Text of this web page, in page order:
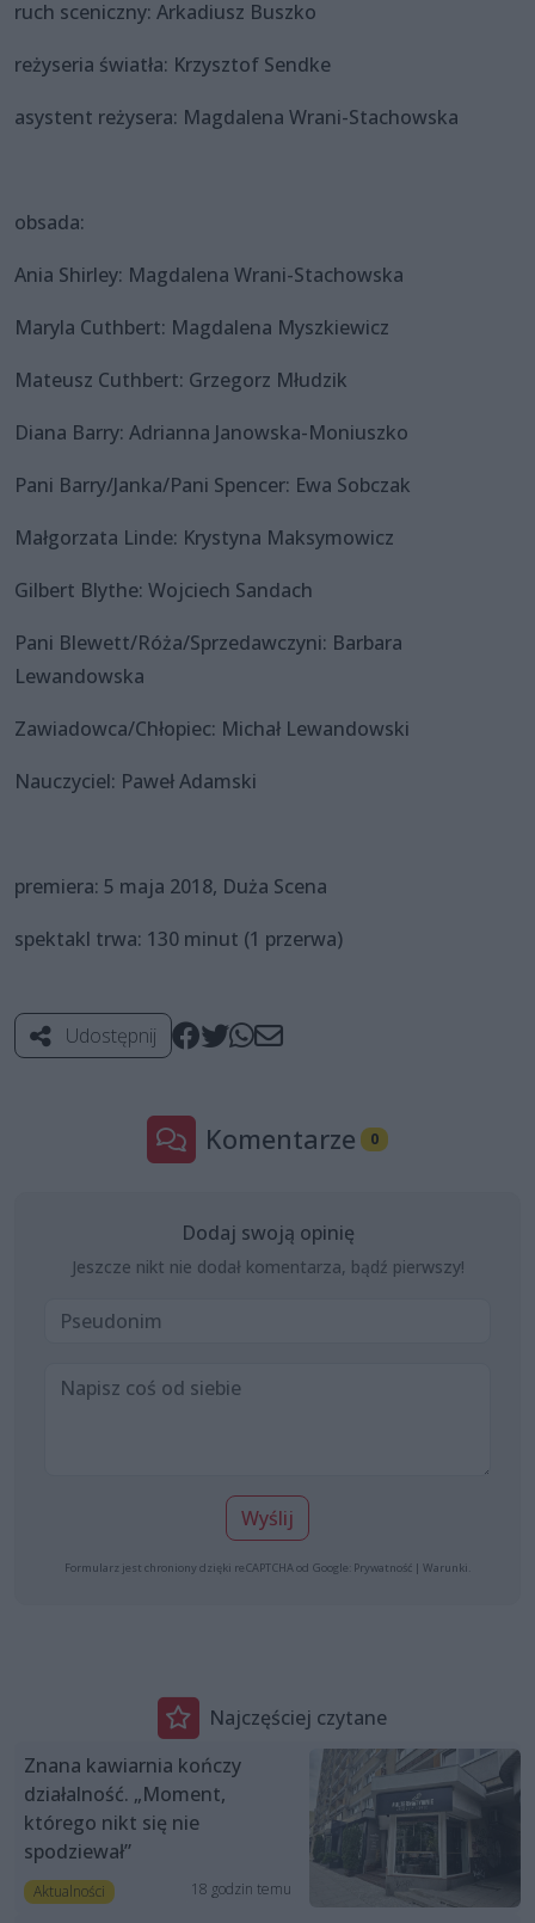
ruch sceniczny: Arkadiusz Buszko
reżyseria światła: Krzysztof Sendke
asystent reżysera: Magdalena Wrani-Stachowska
obsada:
Ania Shirley: Magdalena Wrani-Stachowska
Maryla Cuthbert: Magdalena Myszkiewicz
Mateusz Cuthbert: Grzegorz Młudzik
Diana Barry: Adrianna Janowska-Moniuszko
Pani Barry/Janka/Pani Spencer: Ewa Sobczak
Małgorzata Linde: Krystyna Maksymowicz
Gilbert Blythe: Wojciech Sandach
Pani Blewett/Róża/Sprzedawczyni: Barbara
Lewandowska
Zawiadowca/Chłopiec: Michał Lewandowski
Nauczyciel: Paweł Adamski
premiera: 5 maja 2018, Duża Scena
spektakl trwa: 130 minut (1 przerwa)
Udostępnij
Komentarze 0
Dodaj swoją opinię
Jeszcze nikt nie dodał komentarza, bądź pierwszy!
Wyślij
Formularz jest chroniony dzięki reCAPTCHA od Google: Prywatność | Warunki
Najczęściej czytane
Znana kawiarnia kończy
działalność. „Moment,
którego nikt się nie
spodziewał”
Aktualności 18 godzin temu